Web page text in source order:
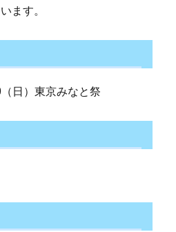
ます。
日）東京みなと祭